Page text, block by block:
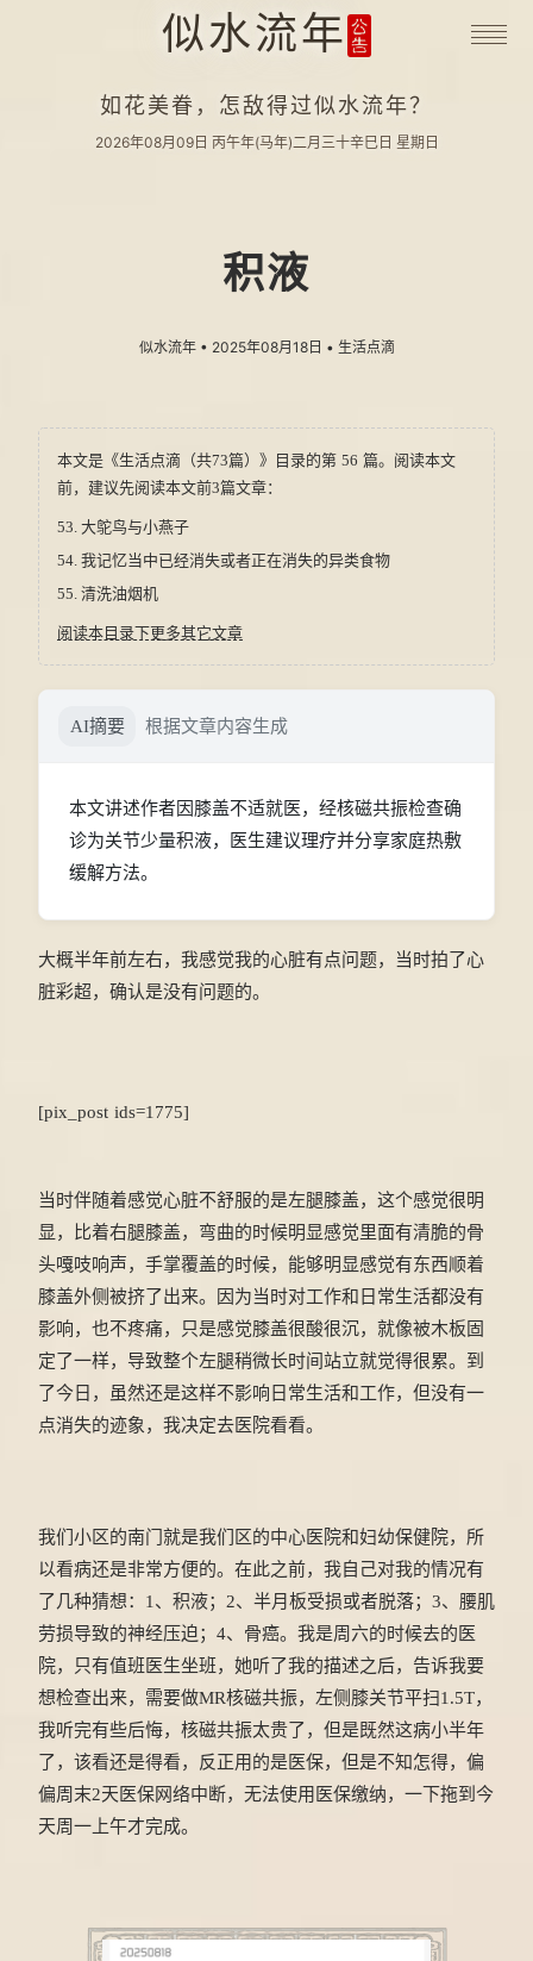
似水流年
如花美眷，怎敌得过似水流年？
2026年08月09日 丙午年(马年)二月三十辛巳日 星期日
积液
似水流年• 2025年08月18日 • 生活点滴
本文是《生活点滴（共73篇）》目录的第 56 篇。阅读本文
前，建议先阅读本文前3篇文章：
53. 大鸵鸟与小燕子
54. 我记忆当中已经消失或者正在消失的异类食物
55. 清洗油烟机
阅读本目录下更多其它文章
AI摘要 根据文章内容生成
本文讲述作者因膝盖不适就医，经核磁共振检查确
诊为关节少量积液，医生建议理疗并分享家庭热敷
缓解方法。
大概半年前左右，我感觉我的心脏有点问题，当时拍了心
脏彩超，确认是没有问题的。
[pix_post ids=1775]
当时伴随着感觉心脏不舒服的是左腿膝盖，这个感觉很明
显，比着右腿膝盖，弯曲的时候明显感觉里面有清脆的骨
头嘎吱响声，手掌覆盖的时候，能够明显感觉有东西顺着
膝盖外侧被挤了出来。因为当时对工作和日常生活都没有
影响，也不疼痛，只是感觉膝盖很酸很沉，就像被木板固
定了一样，导致整个左腿稍微长时间站立就觉得很累。到
了今日，虽然还是这样不影响日常生活和工作，但没有一
点消失的迹象，我决定去医院看看。
我们小区的南门就是我们区的中心医院和妇幼保健院，所
以看病还是非常方便的。在此之前，我自己对我的情况有
了几种猜想：1、积液；2、半月板受损或者脱落；3、腰肌
劳损导致的神经压迫；4、骨癌。我是周六的时候去的医
院，只有值班医生坐班，她听了我的描述之后，告诉我要
想检查出来，需要做MR核磁共振，左侧膝关节平扫1.5T，
我听完有些后悔，核磁共振太贵了，但是既然这病小半年
了，该看还是得看，反正用的是医保，但是不知怎得，偏
偏周末2天医保网络中断，无法使用医保缴纳，一下拖到今
天周一上午才完成。